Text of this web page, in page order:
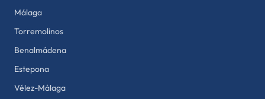
Málaga
Torremolinos
Benalmádena
Estepona
Vélez-Málaga